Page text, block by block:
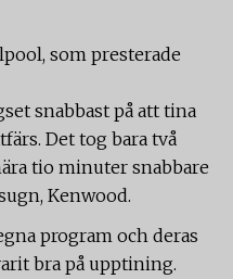
som presterade
snabbast på att tina
Det tog bara två
tio minuter snabbare
Kenwood.
program och deras
bra på upptining.